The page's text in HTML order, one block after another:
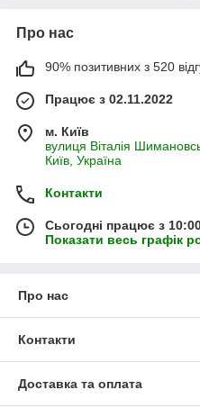
Про нас
90% позитивних з 520
Працює з 02.11.2022
м. Київ
вулиця Віталія
Київ, Україна
Контакти
Сьогодні працює з
Показати весь графік
Про нас
Контакти
Доставка та оплата